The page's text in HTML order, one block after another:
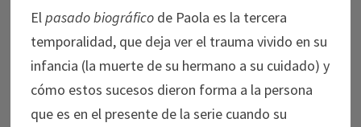
Elpasado biográficode Paola es la tercera
temporalidad, que deja ver el trauma vivido en su
infancia (la muerte de su hermano a su cuidado) y
cómo estos sucesos dieron forma a la persona
que es en el presente de la serie cuando su